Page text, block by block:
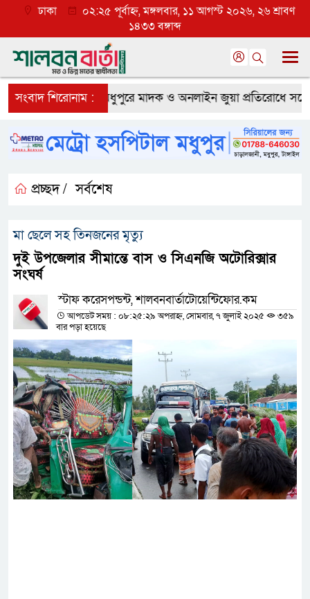
ঢাকা
০২:২৫ পূর্বাহ্ন, মঙ্গলবার, ১১ আগস্ট ২০২৬, ২৬ শ্রাবণ
১৪৩৩ বঙ্গাব্দ
সংবাদ শিরোনাম :
কারাদণ্ড মধুপুরে মাদক ও অনলাইন জুয়া প্রতিরোধে
প্রচ্ছদ / সর্বশেষ
মা ছেলে সহ তিনজনের মৃত্যু
দুই উপজেলার সীমান্তে বাস ও সিএনজি অটোরিক্সার
সংঘর্ষ
স্টাফ করেসপন্ডন্ট, শালবনবার্তাটোয়েন্টিফোর.কম
আপডেট সময় : ০৮:২৫:২৯ অপরাহ্ন, সোমবার, ৭ জুলাই ২০২৫
৩৫৯
বার পড়া হয়েছে